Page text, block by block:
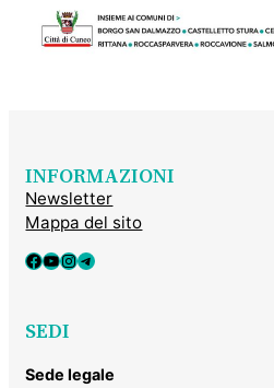
INFORMAZIONI
Newsletter
Mappa del sito
Facebook YouTube InstagramTelegram
SEDI
Sede legale